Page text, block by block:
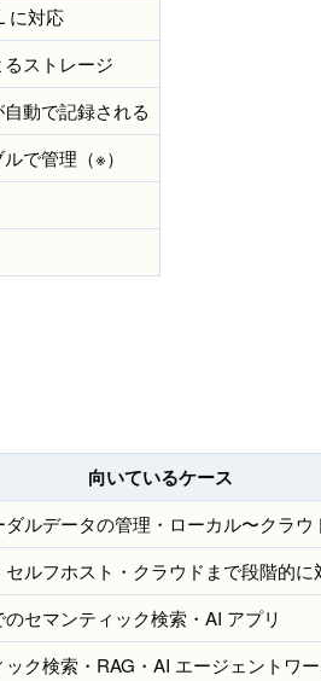
に対応
ストレージ
動で記録される
で管理（※）
向いているケース
ダルデータの管理・ローカル〜クラウ
セルフホスト・クラウドまで段階的に
セマンティック検索・AI アプリ
ック検索・RAG・AI エージェントワ